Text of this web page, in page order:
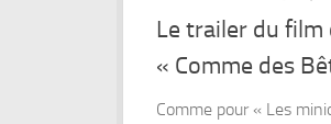
Le trailer du film
« Comme des
Comme pour « Les